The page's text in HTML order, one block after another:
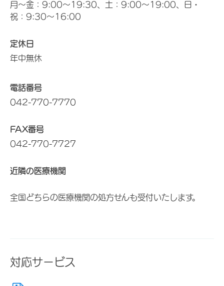
月～金：9:00～19:30、土：9:00～19:00、日・
祝：9:30～16:00
定休日
年中無休
電話番号
042-770-7770
FAX番号
042-770-7727
近隣の医療機関
全国どちらの医療機関の処方せんも受付いたします。
対応サービス